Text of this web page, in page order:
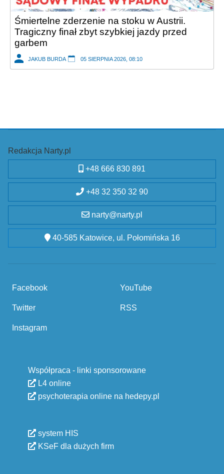
Śmiertelne zderzenie na stoku w Austrii.
Tragiczny finał zbyt szybkiej jazdy przed
garbem
JAKUB BURDA 05 SIERPNIA 2026, 08:10
Redakcja Narty.pl
+48 666 830 891
+48 32 350 32 90
narty@narty.pl
40-585 Katowice, ul. Połomińska 16
Facebook
Twitter
Instagram
YouTube
RSS
Współpraca - linki sponsorowane
L4 online
psychoterapia online na hedepy.pl
system HIS
KSeF dla dużych firm